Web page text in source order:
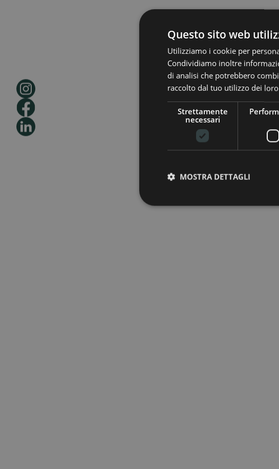
Dichiaro di aver letto e compreso
Questo sito web
Utilizziamo i cookie per
Condividiamo inoltre
di analisi che potrebbero
raccolto dal tuo utilizzo dei
Strettamente
necessari
MOSTRA DETTAGLI